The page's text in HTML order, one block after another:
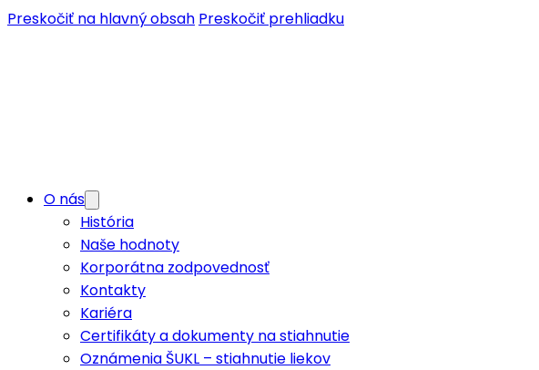
Preskočiť na hlavný obsah Preskočiť prehliadku
O nás
História
Naše hodnoty
Korporátna zodpovednosť
Kontakty
Kariéra
Certifikáty a dokumenty na stiahnutie
Oznámenia ŠUKL – stiahnutie liekov